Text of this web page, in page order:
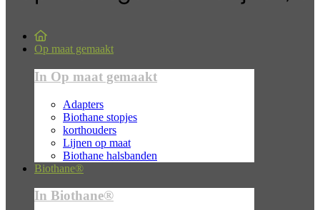
Op maat gemaakt
In Op maat gemaakt
Adapters
Biothane stopjes
korthouders
Lijnen op maat
Biothane halsbanden
Biothane®
In Biothane®